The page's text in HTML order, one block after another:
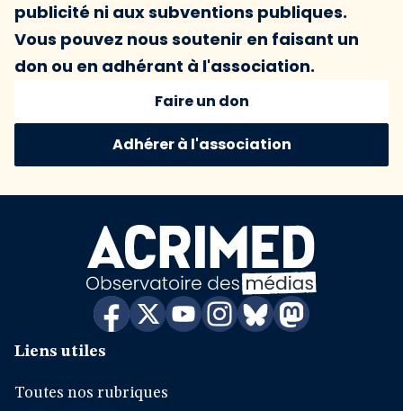
publicité ni aux subventions publiques.
Vous pouvez nous soutenir en faisant un
don ou en adhérant à l'association.
Faire un don
Adhérer à l'association
Liens utiles
Toutes nos rubriques